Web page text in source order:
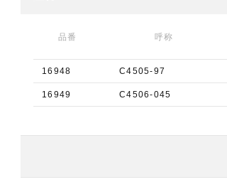
品番 呼称
16948 C4505-97
16949 C4506-045